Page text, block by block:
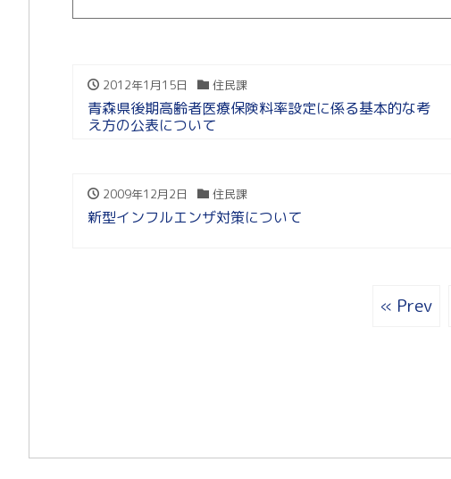
2012年1月15日 住民課
青森県後期高齢者医療保険料率設定に係る基本的な考
え方の公表について
2009年12月2日 住民課
新型インフルエンザ対策について
« Prev